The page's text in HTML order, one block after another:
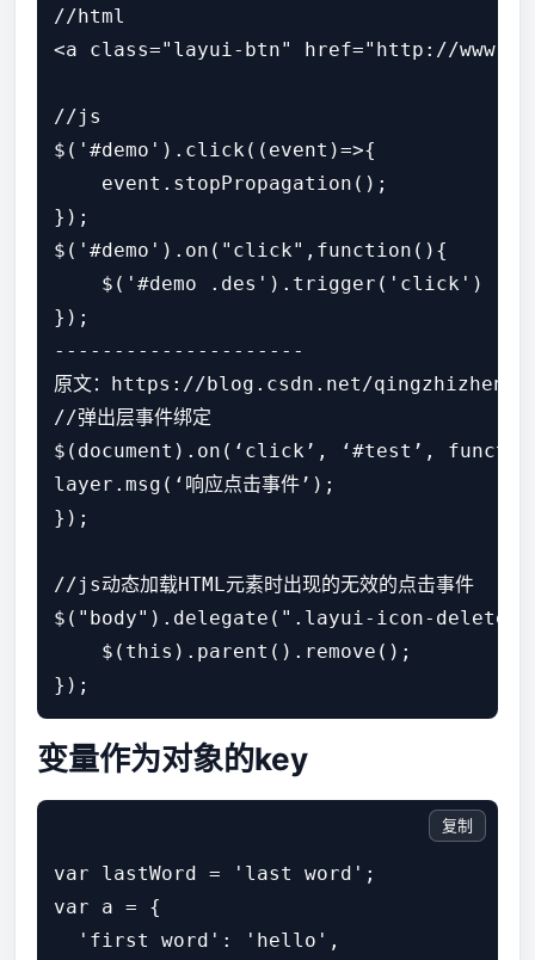
//html
<a class="layui-btn" href="http://
//js
$('#demo').click((event)=>{
    event.stopPropagation();
});
$('#demo').on("click",function(){
    $('#demo .des').trigger('click')
});
---------------------
原文：https://blog.csdn.net/
//弹出层事件绑定
$(document).on(‘click’, ‘#test’,
layer.msg(‘响应点击事件’);
});
//js动态加载HTML元素时出现的无效的点击事件
$("body").delegate(".layui-icon-
    $(this).parent().remove();
变量作为对象的key
var lastWord = 'last word';
var a = {
  'first word': 'hello',
复制